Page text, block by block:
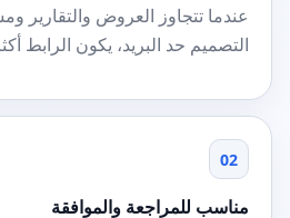
عندما تتجاوز العروض والتقارير
التصميم حد البريد، يكون الرابط
02
مناسب للمراجعة والموافقة